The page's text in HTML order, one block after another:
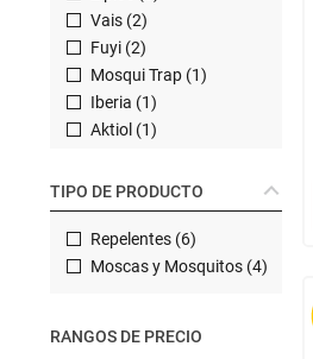
Vais (2)
Fuyi (2)
Mosqui Trap (1)
Iberia (1)
Aktiol (1)
TIPO DE PRODUCTO
Repelentes (6)
Moscas y Mosquitos (4)
RANGOS DE PRECIO